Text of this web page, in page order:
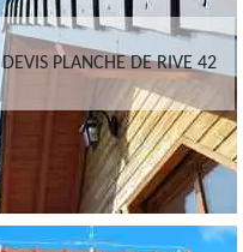
DEVIS PLANCHE DE RIVE 42